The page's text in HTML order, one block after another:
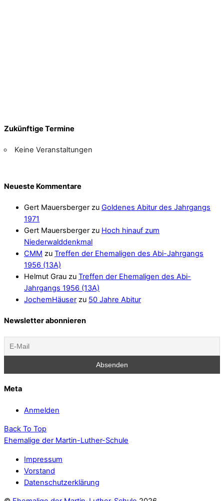
Zukünftige Termine
Keine Veranstaltungen
Neueste Kommentare
Gert Mauersberger zu Goldenes Abitur des Jahrgangs
1971
Gert Mauersberger zu Hoch hinauf zum
Niederwalddenkmal
CMM zu Treffen der Ehemaligen des Abi-Jahrgangs
1956 (13A)
Helmut Grau zu Treffen der Ehemaligen des Abi-
Jahrgangs 1956 (13A)
JochemHäuser zu 50 Jahre Abitur
Newsletter abonnieren
Meta
Anmelden
Back To Top
Ehemalige der Martin-Luther-Schule
Impressum
Vorstand
Datenschutzerklärung